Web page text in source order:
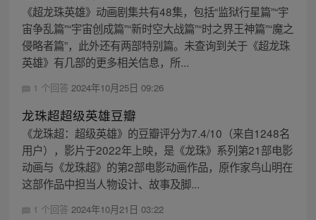
《超龙珠英雄》动画剧集共有48集，包括“监狱行星篇”“宇
宙争乱篇”“宇宙创成篇”“新时空大战篇”“时之界王神篇”“魔之
侵略者篇”，此外还有两部特别篇。未查询到关于《超龙珠
英雄》有几部的更多相关信息，所...
1 个回答 2024年10月25日 09:26
龙珠超超级英雄豆瓣
《龙珠超：超级英雄》的豆瓣评分为7.4/10（来自1248名
用户），影片于2022年上映，是《龙珠》系列第21部电影
动画与《龙珠超》的第2部电影动画作品，原作家鸟山明在
这部作品中担当人物设计、故事及脚...
1 个回答 2024年10月21日 03:22